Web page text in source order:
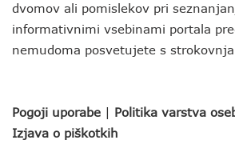
dvomov ali pomislekov pri
informativnimi vsebinami portala
nemudoma posvetujete s
Pogoji uporabe | Politika varstva
Izjava o piškotkih